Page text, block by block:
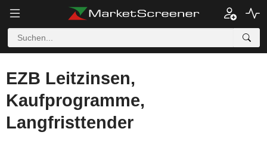
EZB Leitzinsen,
Kaufprogramme,
Langfristtender